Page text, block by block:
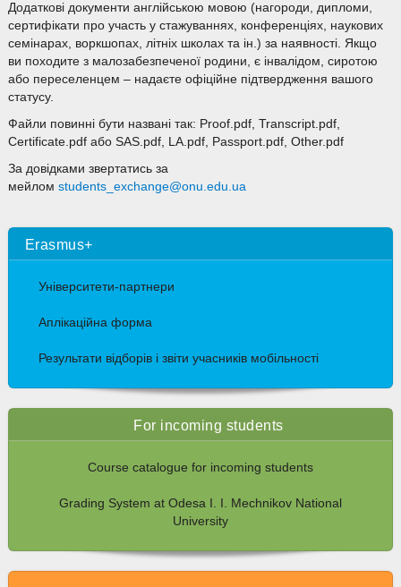
Додаткові документи англійською мовою (нагороди, дипломи,
сертифікати про участь у стажуваннях, конференціях, наукових
семінарах, воркшопах, літніх школах та ін.) за наявності. Якщо
ви походите з малозабезпеченої родини, є інвалідом, сиротою
або переселенцем – надаєте офіційне підтвердження вашого
статусу.
Файли повинні бути названі так: Proof.pdf, Transcript.pdf,
Certificate.pdf або SAS.pdf, LA.pdf, Passport.pdf, Other.pdf
За довідками звертатись за
мейлом students_exchange@onu.edu.ua
Erasmus+
Університети-партнери
Аплікаційна форма
Результати відборів і звіти учасників мобільності
For incoming students
Course catalogue for incoming students
Grading System at Odesa I. I. Mechnikov National
University